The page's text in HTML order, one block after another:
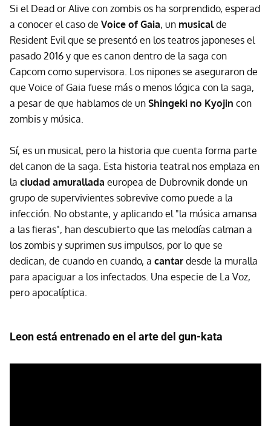
Si el Dead or Alive con zombis os ha sorprendido, esperad
a conocer el caso de Voice of Gaia, un musicalde
Resident Evil que se presentó en los teatros japoneses el
pasado 2016 y que es canon dentro de la saga con
Capcom como supervisora. Los nipones se aseguraron de
que Voice of Gaia fuese más o menos lógica con la saga,
a pesar de que hablamos de un Shingeki no Kyojin con
zombis y música.
Sí, es un musical, pero la historia que cuenta forma parte
del canon de la saga. Esta historia teatral nos emplaza en
la ciudad amurallada europea de Dubrovnik donde un
grupo de supervivientes sobrevive como puede a la
infección. No obstante, y aplicando el "la música amansa
a las fieras", han descubierto que las melodías calman a
los zombis y suprimen sus impulsos, por lo que se
dedican, de cuando en cuando, a cantar desde la muralla
para apaciguar a los infectados. Una especie de La Voz,
pero apocalíptica.
Leon está entrenado en el arte del gun-kata